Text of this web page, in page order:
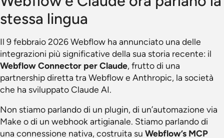
stessa lingua
Il 9 febbraio 2026 Webflow ha annunciato una delle
integrazioni più significative della sua storia recente: il
Webflow Connector per Claude, frutto di una
partnership diretta tra Webflow e Anthropic, la società
che ha sviluppato Claude AI.
Non stiamo parlando di un plugin, di un’automazione via
Make o di un webhook artigianale. Stiamo parlando di
una connessione nativa, costruita su Webflow’s MCP